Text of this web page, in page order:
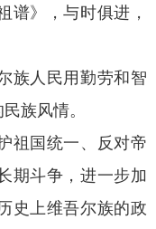
谱》，与时俱进，
族人民用勤劳和智
族风情。
祖国统一、反对帝
期斗争，进一步加
史上维吾尔族的政